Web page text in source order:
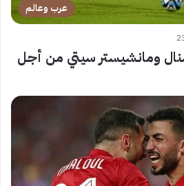
عرب وعالم
ومانشيستر سيتي من أجل